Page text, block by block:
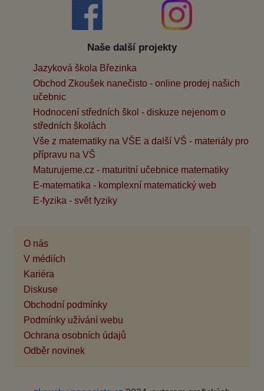
Naše další projekty
Jazyková škola Březinka
Obchod Zkoušek nanečisto - online prodej našich
učebnic
Hodnocení středních škol - diskuze nejenom o
středních školách
Vše z matematiky na VŠE a další VŠ - materiály pro
přípravu na VŠ
Maturujeme.cz - maturitní učebnice matematiky
E-matematika - komplexní matematický web
E-fyzika - svět fyziky
O nás
V médiích
Kariéra
Diskuse
Obchodní podmínky
Podmínky užívání webu
Ochrana osobních údajů
Odběr novinek